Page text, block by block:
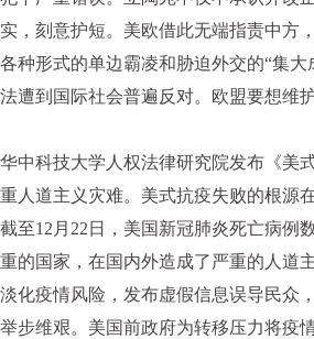
，刻意护短。美欧借此无端指责中方
种形式的单边霸凌和胁迫外交的“集
遭到国际社会普遍反对。欧盟要想
中科技大学人权法律研究院发布《美
人道主义灾难。美式抗疫失败的根
至12月22日，美国新冠肺炎死亡病例
的国家，在国内外造成了严重的人道主
化疫情风险，发布虚假信息误导民众
步维艰。美国前政府为转移压力将